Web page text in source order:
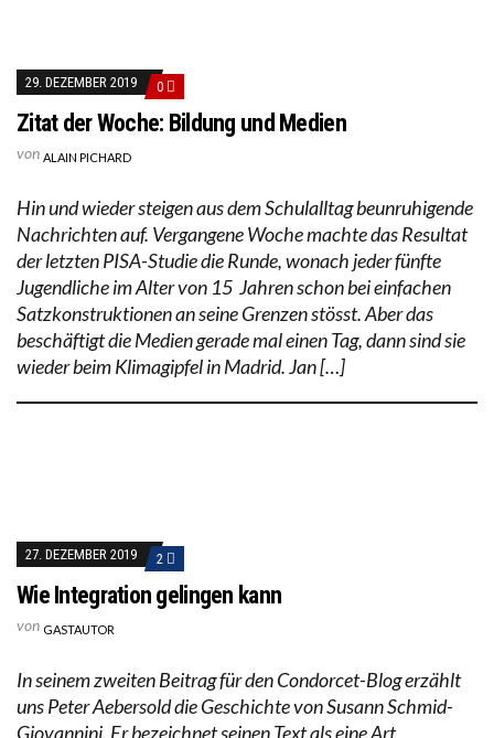
29. DEZEMBER 2019 0
Zitat der Woche: Bildung und Medien
von ALAIN PICHARD
Hin und wieder steigen aus dem Schulalltag beunruhigende
Nachrichten auf. Vergangene Woche machte das Resultat
der letzten PISA-Studie die Runde, wonach jeder fünfte
Jugendliche im Alter von 15 Jahren schon bei einfachen
Satzkonstruktionen an seine Grenzen stösst. Aber das
beschäftigt die Medien gerade mal einen Tag, dann sind sie
wieder beim Klimagipfel in Madrid. Jan […]
27. DEZEMBER 2019 2
Wie Integration gelingen kann
von GASTAUTOR
In seinem zweiten Beitrag für den Condorcet-Blog erzählt
uns Peter Aebersold die Geschichte von Susann Schmid-
Giovannini. Er bezeichnet seinen Text als eine Art